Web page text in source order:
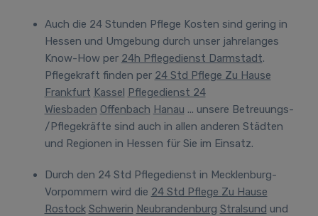
Auch die 24 Stunden Pflege Kosten sind gering in
Hessen und Umgebung durch unser jahrelanges
Know-How per 24h Pflegedienst Darmstadt.
Pflegekraft finden per 24 Std Pflege Zu Hause
Frankfurt Kassel Pflegedienst 24
Wiesbaden Offenbach Hanau ... unsere Betreuungs-
/Pflegekräfte sind auch in allen anderen Städten
und Regionen in Hessen für Sie im Einsatz.
Durch den 24 Std Pflegedienst in Mecklenburg-
Vorpommern wird die 24 Std Pflege Zu Hause
Rostock Schwerin Neubrandenburg Stralsund und